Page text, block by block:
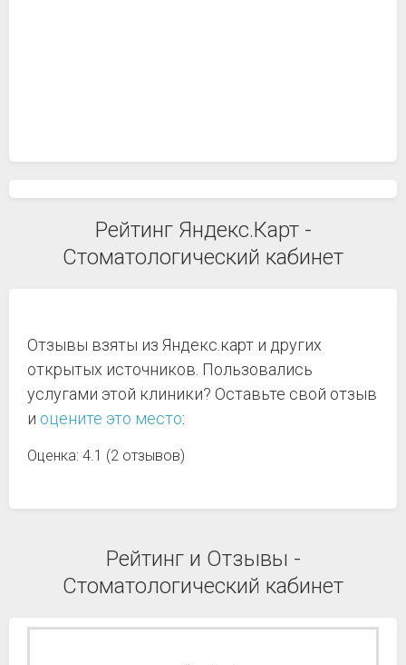
Рейтинг Яндекс.Карт -
Стоматологический кабинет
Отзывы взяты из Яндекс.карт и других
открытых источников. Пользовались
услугами этой клиники? Оставьте свой отзыв
и оцените это место:
Оценка: 4.1 (2 отзывов)
Рейтинг и Отзывы -
Стоматологический кабинет